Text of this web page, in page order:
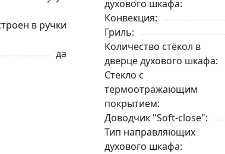
в ручки
да
духового шкафа
Конвекция
Гриль
Количество стёкол в
дверце духового шкафа
Стекло с
термоотражающим
покрытием
Доводчик "Soft-close"
Тип направляющих
духового шкафа
на обработку моих персональных данных в соответствии
ОТПРАВИТЬ ЗАЯВКУ